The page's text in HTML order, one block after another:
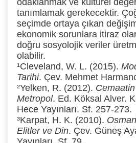
odaklanmak ve kültürel
tanımlamak gerekecektir.
seçimde ortaya çıkan
ekonomik sorunlara itiraz
doğru sosyolojik veriler
olabilir.
¹Cleveland, W. L. (2015).
Tarihi. Çev. Mehmet
²Yelken, R. (2012).
Metropol. Ed. Köksal Alver.
Hece Yayınları. Sf. 257-273.
³Karpat, H. K. (2010).
Elitler ve Din. Çev. Güneş